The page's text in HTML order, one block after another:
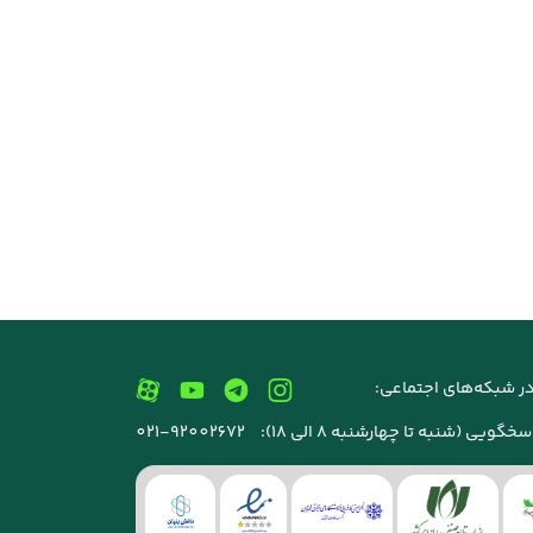
شبکه‌های اجتماعی:
(شنبه تا چهارشنبه 8 الی 18):
021-92002672